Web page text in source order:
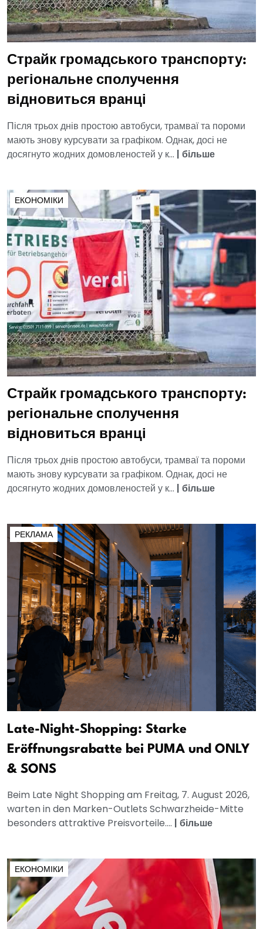
Страйк громадського транспорту:
регіональне сполучення
відновиться вранці
Після трьох днів простою автобуси, трамваї та пороми
мають знову курсувати за графіком. Однак, досі не
досягнуто жодних домовленостей у к... | більше
ЕКОНОМІКИ
Страйк громадського транспорту:
регіональне сполучення
відновиться вранці
Після трьох днів простою автобуси, трамваї та пороми
мають знову курсувати за графіком. Однак, досі не
досягнуто жодних домовленостей у к... | більше
РЕКЛАМА
Late-Night-Shopping: Starke
Eröffnungsrabatte bei PUMA und ONLY
& SONS
Beim Late Night Shopping am Freitag, 7. August 2026,
warten in den Marken-Outlets Schwarzheide-Mitte
besonders attraktive Preisvorteile.... | більше
ЕКОНОМІКИ